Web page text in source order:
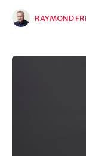
RAYMOND